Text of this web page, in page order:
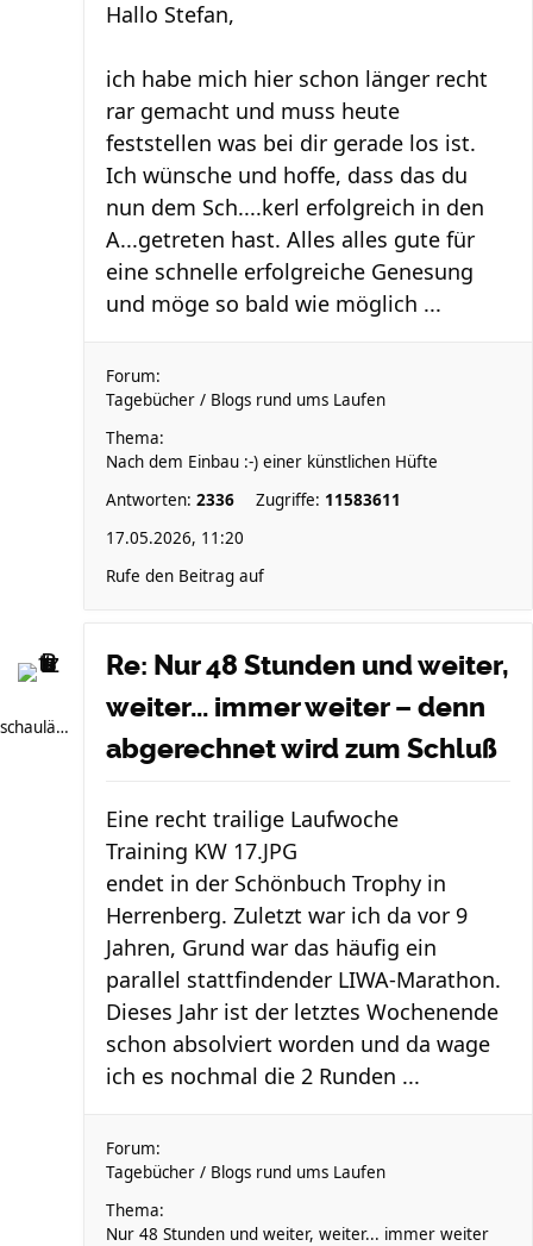
Hallo Stefan,
ich habe mich hier schon länger recht
rar gemacht und muss heute
feststellen was bei dir gerade los ist.
Ich wünsche und hoffe, dass das du
nun dem Sch....kerl erfolgreich in den
A...getreten hast. Alles alles gute für
eine schnelle erfolgreiche Genesung
und möge so bald wie möglich ...
Forum:
Tagebücher / Blogs rund ums Laufen
Thema:
Nach dem Einbau :-) einer künstlichen Hüfte
Antworten: 2336 Zugriffe: 11583611
17.05.2026, 11:20
Rufe den Beitrag auf
schauläufer
Re: Nur 48 Stunden und weiter,
weiter... immer weiter – denn
abgerechnet wird zum Schluß
Eine recht trailige Laufwoche
Training KW 17.JPG
endet in der Schönbuch Trophy in
Herrenberg. Zuletzt war ich da vor 9
Jahren, Grund war das häufig ein
parallel stattfindender LIWA-Marathon.
Dieses Jahr ist der letztes Wochenende
schon absolviert worden und da wage
ich es nochmal die 2 Runden ...
Forum:
Tagebücher / Blogs rund ums Laufen
Thema:
Nur 48 Stunden und weiter, weiter... immer weiter